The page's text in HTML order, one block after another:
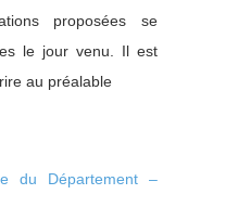
proposées se
le jour venu. Il est
au préalable
du Département –